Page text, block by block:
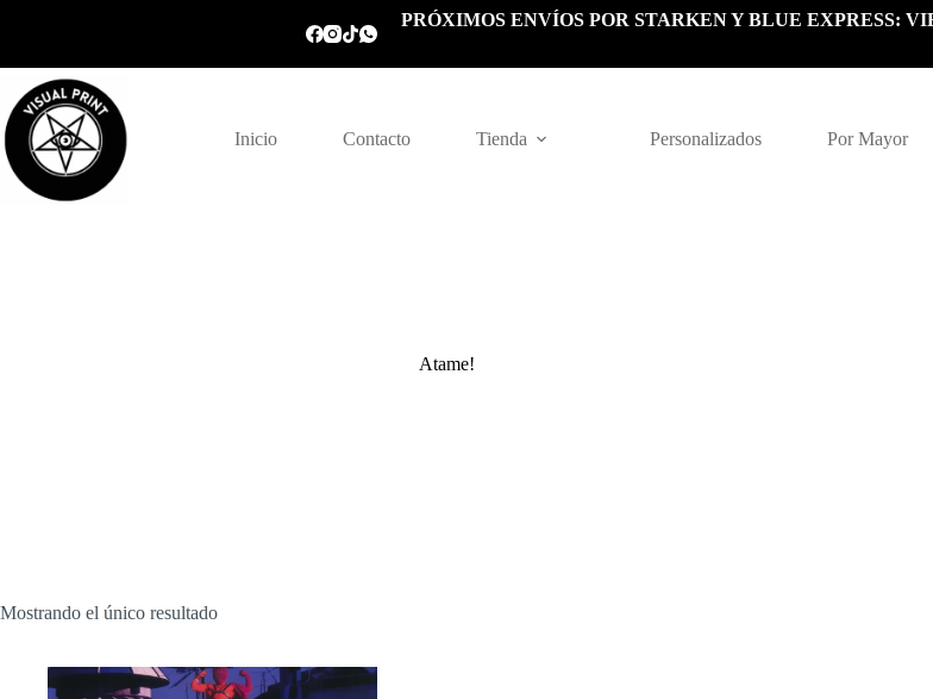
PRÓXIMOS ENVÍOS POR STARKEN Y BLUE EXPRESS:
Inicio Contacto Tienda Personalizados Por Mayor
Atame!
Mostrando el único resultado